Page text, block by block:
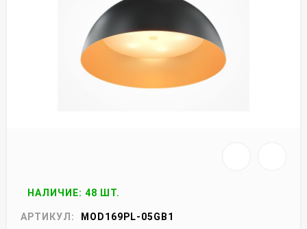
НАЛИЧИЕ: 48 ШТ.
АРТИКУЛ: MOD169PL-05GB1